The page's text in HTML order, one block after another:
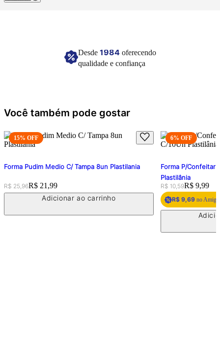
Desde 1984oferecendo
qualidade e confiança
Você também pode gostar
15% OFF
Forma Pudim Medio C/ Tampa 8un Plastilania
Original price:
R$ 25,96Price:
R$ 21,99
Adicionar ao carrinho
6% OFF
Forma P/
Plastilânia
Original price:
R$ 10,59Price:
R$ 9,99
R$ 9,69no Amigo